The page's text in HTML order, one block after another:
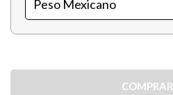
COMPRAR